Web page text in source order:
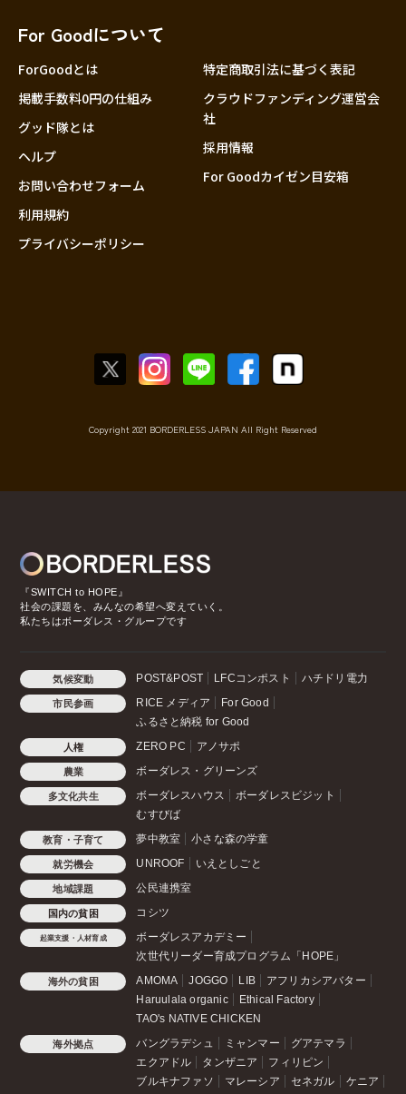
大分
For Goodについて
ForGoodとは
掲載手数料0円の仕組み
グッド隊とは
ヘルプ
お問い合わせフォーム
利用規約
プライバシーポリシー
特定商取引法に基づく表記
クラウドファンディング運営会
社
採用情報
For Goodカイゼン目安箱
Copyright 2021 BORDERLESS JAPAN All Right Reserved
『SWITCH to HOPE』
社会の課題を、みんなの希望へ変えていく。
私たちはボーダレス・グループです
気候変動 POST&POST LFCコンポスト ハチドリ電力
市民参画 RICE メディア
For Good
ふるさと納税 for Good
人権 ZERO PC アノサポ
農業 ボーダレス・グリーンズ
多文化共生 ボーダレスハウス
ボーダレスビジット
むすびば
教育・子育て 夢中教室 小さな森の学童
就労機会 UNROOF いえとしごと
地域課題 公民連携室
国内の貧困 コシツ
起業支援・人材育成
ボーダレスアカデミー
次世代リーダー育成プログラム「HOPE」
海外の貧困 AMOMA JOGGO LIB
アフリカシアバター
Haruulala organic
Ethical Factory
TAO's NATIVE CHICKEN
海外拠点 バングラデシュ ミャンマー
グアテマラ
エクアドル
タンザニア
フィリピン
ブルキナファソ
マレーシア セネガル ケニア